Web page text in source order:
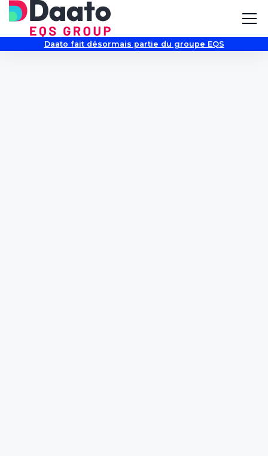
Daato fait désormais partie du groupe EQS